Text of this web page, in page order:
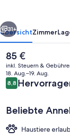
Weiter
31+
ÜbersichtZimmer
Der
aktuelle
Preis
beträgt
85 €.
85 €
inkl. Steuern &
18. Aug.–19. Aug.
Bewertungen
8,88,8 von 10.
Beliebte
Haustiere